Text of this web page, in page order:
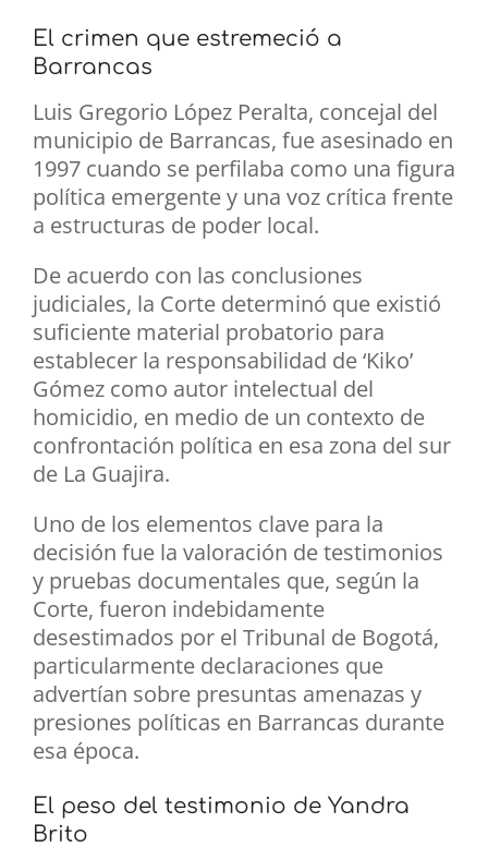
El crimen que estremeció a
Barrancas
Luis Gregorio López Peralta, concejal del
municipio de Barrancas, fue asesinado en
1997 cuando se perfilaba como una figura
política emergente y una voz crítica frente
a estructuras de poder local.
De acuerdo con las conclusiones
judiciales, la Corte determinó que existió
suficiente material probatorio para
establecer la responsabilidad de ‘Kiko’
Gómez como autor intelectual del
homicidio, en medio de un contexto de
confrontación política en esa zona del sur
de La Guajira.
Uno de los elementos clave para la
decisión fue la valoración de testimonios
y pruebas documentales que, según la
Corte, fueron indebidamente
desestimados por el Tribunal de Bogotá,
particularmente declaraciones que
advertían sobre presuntas amenazas y
presiones políticas en Barrancas durante
esa época.
El peso del testimonio de Yandra
Brito